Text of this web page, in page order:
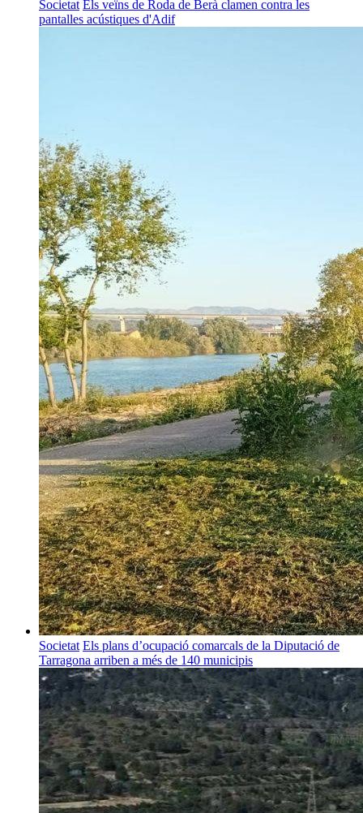
Societat Els veïns de Roda de Berà clamen contra les
pantalles acústiques d'Adif
Societat Els plans d’ocupació comarcals de la Diputació de
Tarragona arriben a més de 140 municipis